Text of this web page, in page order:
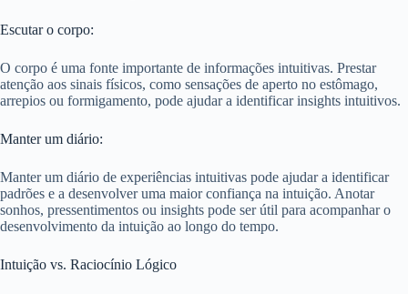
Escutar o corpo:
O corpo é uma fonte importante de informações intuitivas. Prestar
atenção aos sinais físicos, como sensações de aperto no estômago,
arrepios ou formigamento, pode ajudar a identificar insights intuitivos.
Manter um diário:
Manter um diário de experiências intuitivas pode ajudar a identificar
padrões e a desenvolver uma maior confiança na intuição. Anotar
sonhos, pressentimentos ou insights pode ser útil para acompanhar o
desenvolvimento da intuição ao longo do tempo.
Intuição vs. Raciocínio Lógico